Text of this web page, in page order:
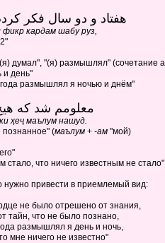
هفتاد و دو سال فکر
кардам шабу руз,
думал", "(я) размышлял" (сочетание
и день"
размышлял я ночью и днём"
معلومم شد که
ҳеҷ маълум нашуд.
познанное" (маълум + -ам "мой)
стало, что ничего известным не стало"
нужно привести в приемлемый вид:
не было отрешено от знания,
тайн, что не было познано,
размышлял я день и ночь,
мне ничего не известно"